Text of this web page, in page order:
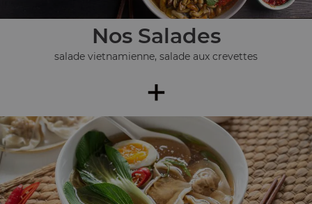
Nos Salades
salade vietnamienne, salade aux crevettes
+